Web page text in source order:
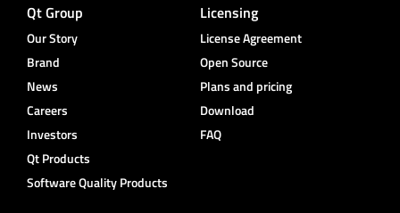
Qt Group
Our Story
Brand
News
Careers
Investors
Qt Products
Software Quality Products
Licensing
License Agreement
Open Source
Plans and pricing
Download
FAQ